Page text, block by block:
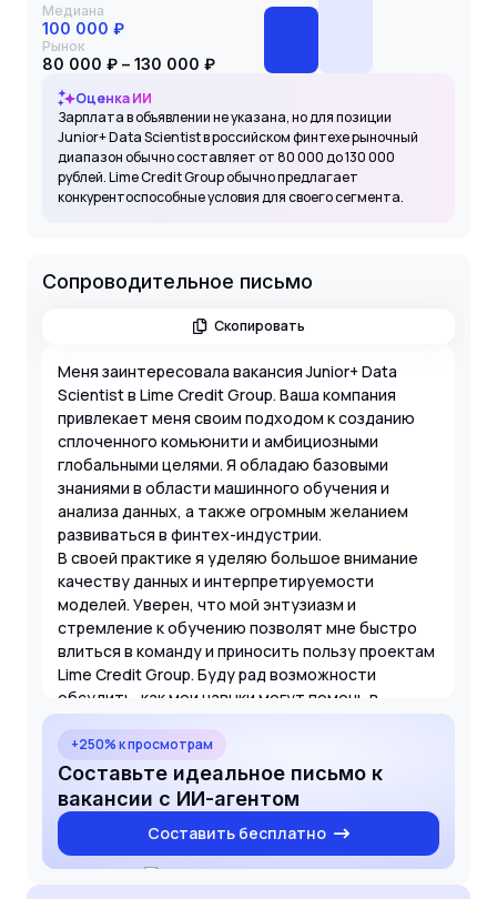
Медиана
100 000 ₽
Рынок
80 000 ₽ – 130 000 ₽
Оценка ИИ
Зарплата в объявлении не указана, но для позиции
Junior+ Data Scientist в российском финтехе рыночный
диапазон обычно составляет от 80 000 до 130 000
рублей. Lime Credit Group обычно предлагает
конкурентоспособные условия для своего сегмента.
Сопроводительное письмо
Скопировать
Меня заинтересовала вакансия Junior+ Data
Scientist в Lime Credit Group. Ваша компания
привлекает меня своим подходом к созданию
сплоченного комьюнити и амбициозными
глобальными целями. Я обладаю базовыми
знаниями в области машинного обучения и
анализа данных, а также огромным желанием
развиваться в финтех-индустрии.
В своей практике я уделяю большое внимание
качеству данных и интерпретируемости
моделей. Уверен, что мой энтузиазм и
стремление к обучению позволят мне быстро
влиться в команду и приносить пользу проектам
Lime Credit Group. Буду рад возможности
обсудить, как мои навыки могут помочь в
достижении целей вашей команды.
+250% к просмотрам
Составьте идеальное письмо к
вакансии с ИИ-агентом
Составить бесплатно